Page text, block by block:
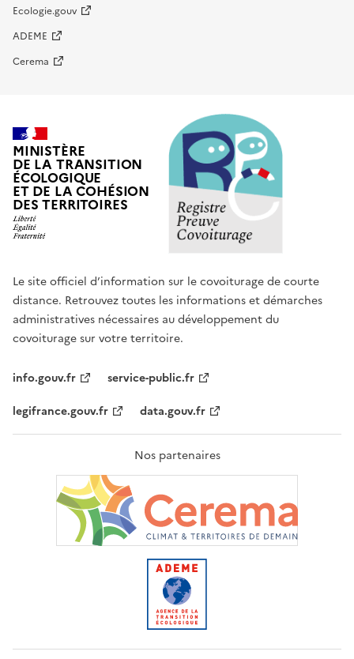
Ecologie.gouv
ADEME
Cerema
MINISTÈRE
DE LA TRANSITION
ÉCOLOGIQUE
ET DE LA COHÉSION
DES TERRITOIRES
Le site officiel d’information sur le covoiturage de courte
distance. Retrouvez toutes les informations et démarches
administratives nécessaires au développement du
covoiturage sur votre territoire.
info.gouv.fr
service-public.fr
legifrance.gouv.fr
data.gouv.fr
Nos partenaires